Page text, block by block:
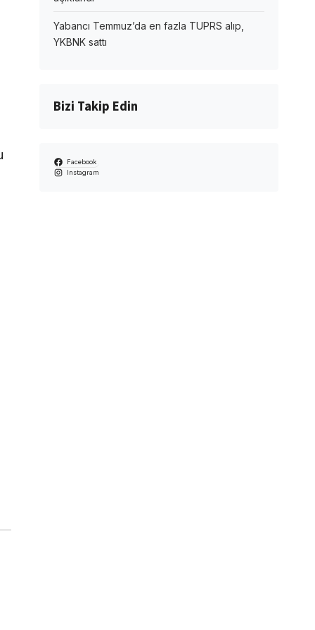
Yabancı Temmuz’da en fazla TUPRS alıp,
YKBNK sattı
Bizi Takip Edin
Facebook
Instagram